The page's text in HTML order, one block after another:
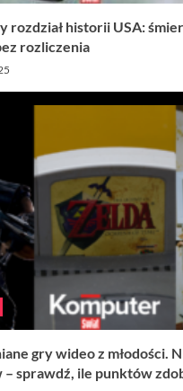
rozdział historii USA:
rozliczenia
gry wideo z młodości.
– sprawdź, ile punktów